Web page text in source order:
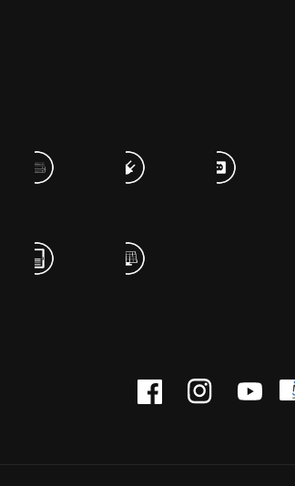
FacebookInstagramYouTube